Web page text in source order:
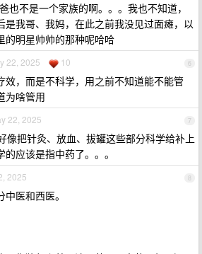
也不是一个家族的啊。。。我也不知道，
是我哥、我妈，在此之前我没见过面瘫，以
的明星帅帅的那种呢哈哈
6
22, 2025 10
效，而是不科学，用之前不知道能不能管
为啥管用
7
22, 2025
像把针灸、放血、拔罐这些部分科学给补上
应该是指中药了。。。
8
2025
医和西医。